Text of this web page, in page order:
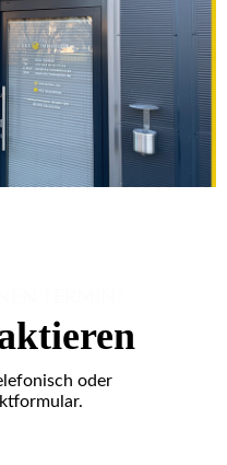
oder